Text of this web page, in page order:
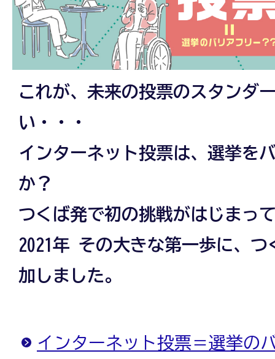
これが、未来の投票のスタンダ
い・・・
インターネット投票は、選挙を
か？
つくば発で初の挑戦がはじまっ
2021年 その大きな第一歩に、
加しました。
インターネット投票＝選挙の